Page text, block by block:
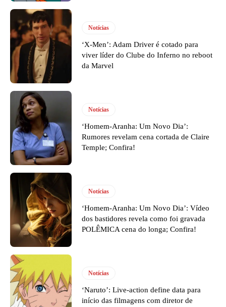
Notícias
‘X-Men’: Adam Driver é cotado para
viver líder do Clube do Inferno no reboot
da Marvel
Notícias
‘Homem-Aranha: Um Novo Dia’:
Rumores revelam cena cortada de Claire
Temple; Confira!
Notícias
‘Homem-Aranha: Um Novo Dia’: Vídeo
dos bastidores revela como foi gravada
POLÊMICA cena do longa; Confira!
Notícias
‘Naruto’: Live-action define data para
início das filmagens com diretor de